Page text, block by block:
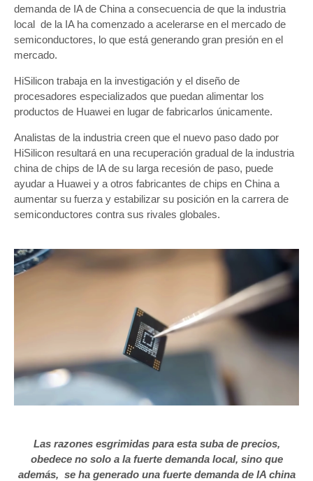
demanda de IA de China a consecuencia de que la industria
local de la IA ha comenzado a acelerarse en el mercado de
semiconductores, lo que está generando gran presión en el
mercado.
HiSilicon trabaja en la investigación y el diseño de
procesadores especializados que puedan alimentar los
productos de Huawei en lugar de fabricarlos únicamente.
Analistas de la industria creen que el nuevo paso dado por
HiSilicon resultará en una recuperación gradual de la industria
china de chips de IA de su larga recesión de paso, puede
ayudar a Huawei y a otros fabricantes de chips en China a
aumentar su fuerza y estabilizar su posición en la carrera de
semiconductores contra sus rivales globales.
Las razones esgrimidas para esta suba de precios,
obedece no solo a la fuerte demanda local, sino que
además, se ha generado una fuerte demanda de IA china